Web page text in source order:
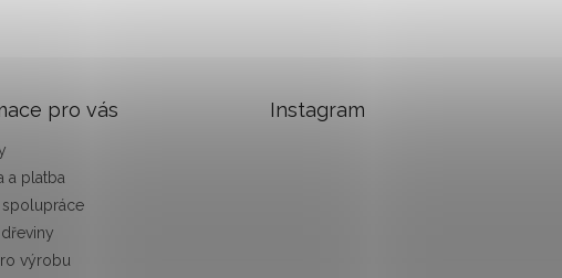
pro vás
a platba
spolupráce
výrobu
Instagram